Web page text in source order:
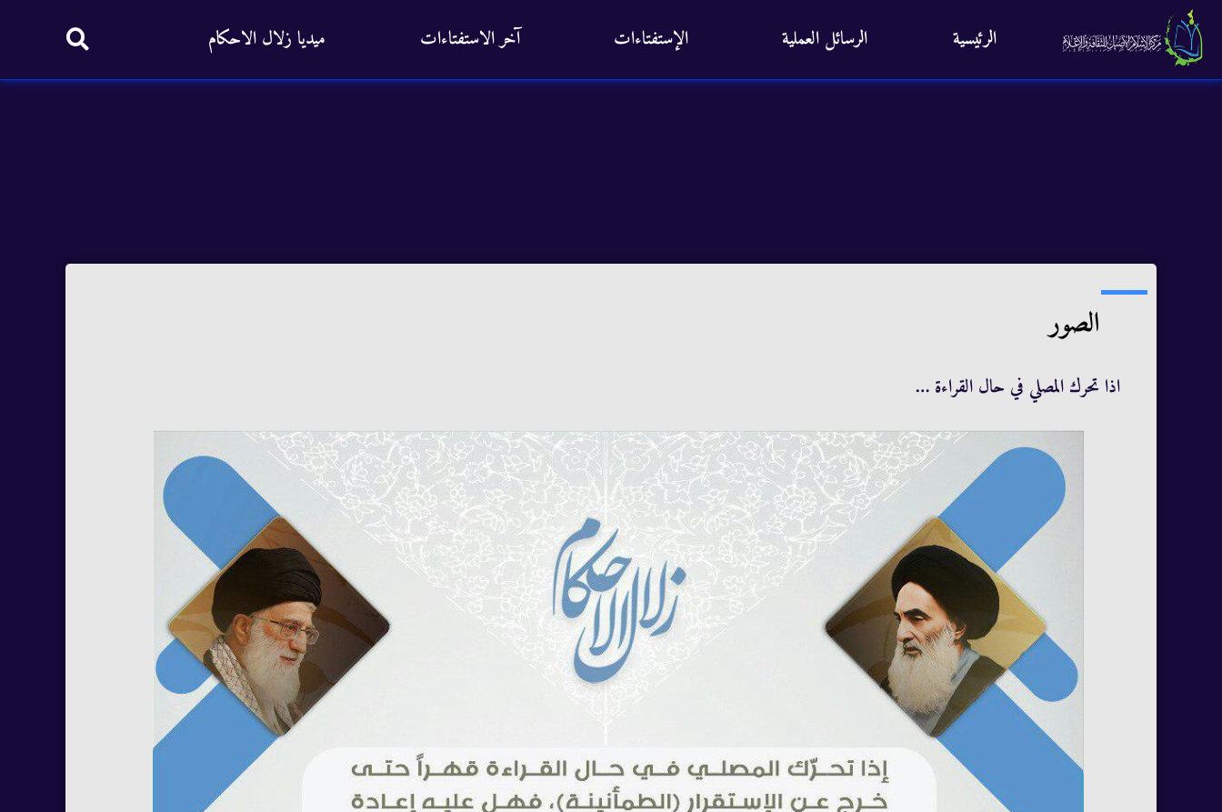
الرئيسية الرسائل العملية الإستفتاءات آخر الاستفتاءات ميديا زلال الاحكام
الصور
اذا تحرك المصلي في حال القراءة …